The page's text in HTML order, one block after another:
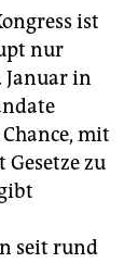
ist
nur
Januar in
mit
zu
seit rund